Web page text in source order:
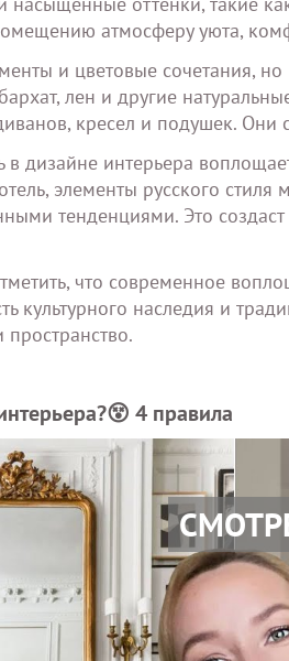
атмосферу уюта,
и цветовые сочетания,
лен и другие
кресел и подушек. Они
в дизайне интерьера
элементы русского
тенденциями. Это создаст
что современное
культурного наследия и
4 правила